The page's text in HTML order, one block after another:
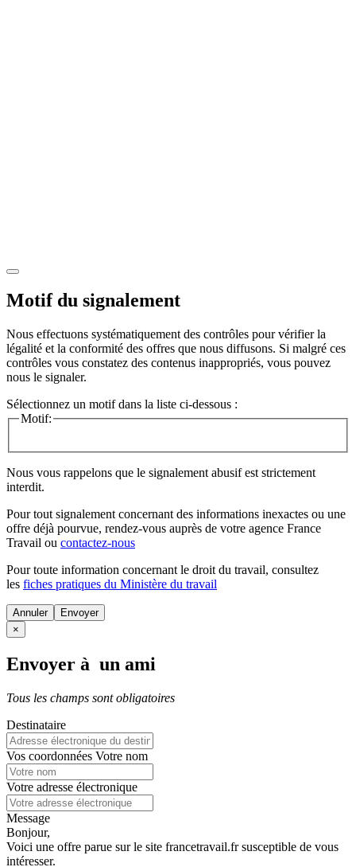
Motif du signalement
Nous effectuons systématiquement des contrôles pour vérifier la
légalité et la conformité des offres que nous diffusons. Si malgré ces
contrôles vous constatez des contenus inappropriés, vous pouvez
nous le signaler.
Sélectionnez un motif dans la liste ci-dessous :
Motif:
Nous vous rappelons que le signalement abusif est strictement
interdit.
Pour tout signalement concernant des informations inexactes ou une
offre déjà pourvue, rendez-vous auprès de votre agence France
Travail ou contactez-nous
Pour toute information concernant le droit du travail, consultez
les fiches pratiques du Ministère du travail
Annuler
×
Envoyer à un ami
Tous les champs sont obligatoires
Destinataire
Vos coordonnées Votre nom
Votre adresse électronique
Message
Bonjour,
Voici une offre parue sur le site francetravail.fr susceptible de vous
intéresser.